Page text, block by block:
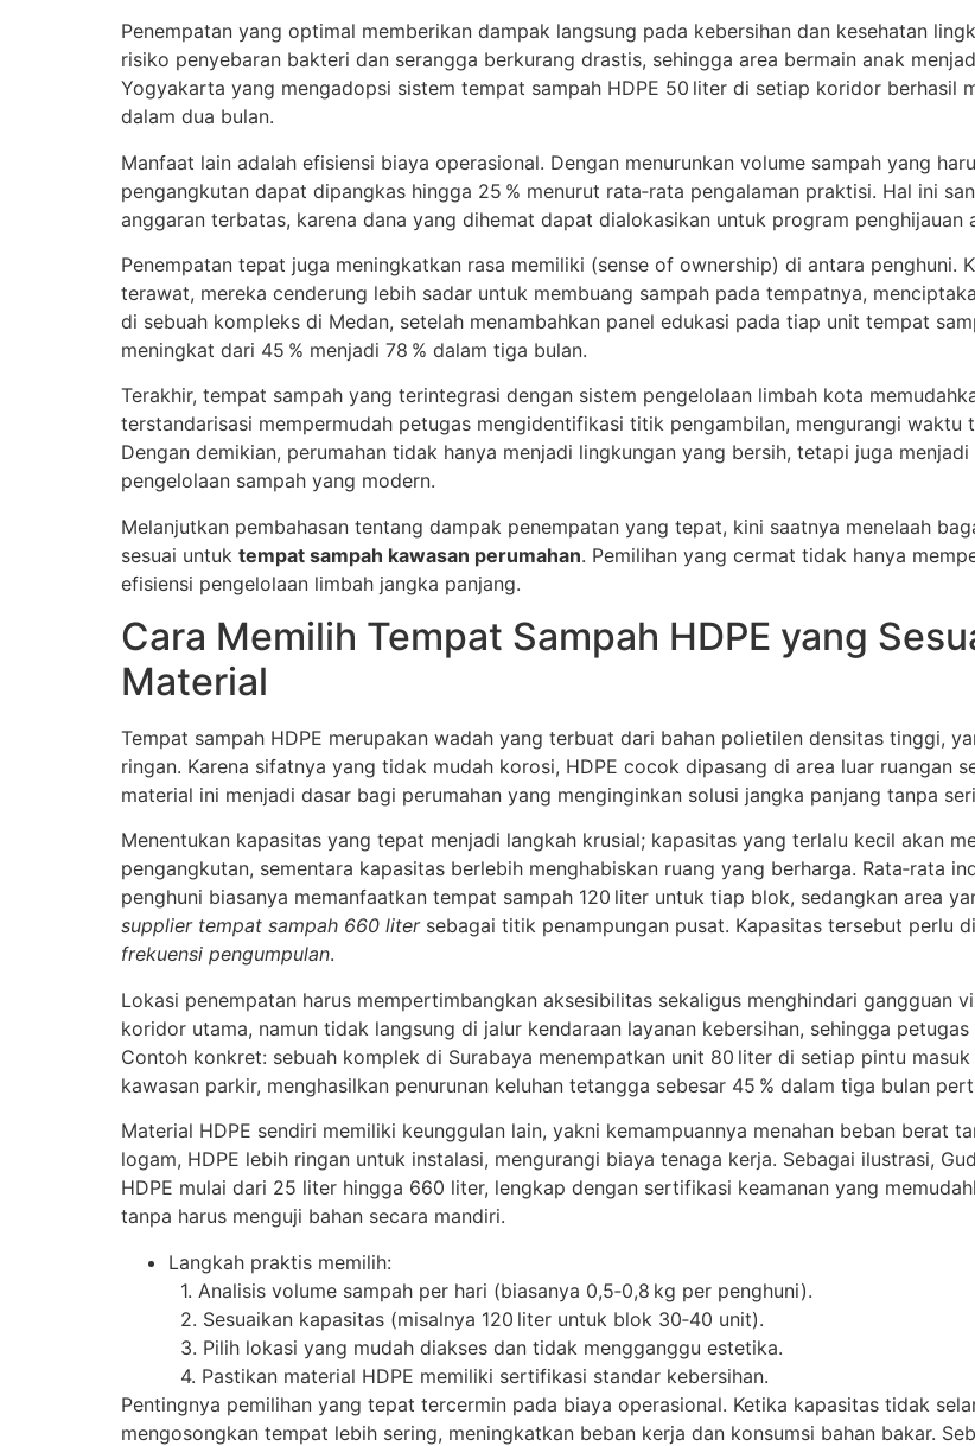
Penempatan yang optimal memberikan dampak langsung pada kebersihan dan kesehatan
risiko penyebaran bakteri dan serangga berkurang drastis, sehingga area bermain anak
Yogyakarta yang mengadopsi sistem tempat sampah HDPE 50 liter di setiap koridor berhasil
dalam dua bulan.
Manfaat lain adalah efisiensi biaya operasional. Dengan menurunkan volume sampah yang
pengangkutan dapat dipangkas hingga 25 % menurut rata‑rata pengalaman praktisi. Hal ini
anggaran terbatas, karena dana yang dihemat dapat dialokasikan untuk program penghijauan
Penempatan tepat juga meningkatkan rasa memiliki (sense of ownership) di antara penghuni.
terawat, mereka cenderung lebih sadar untuk membuang sampah pada tempatnya,
di sebuah kompleks di Medan, setelah menambahkan panel edukasi pada tiap unit tempat
meningkat dari 45 % menjadi 78 % dalam tiga bulan.
Terakhir, tempat sampah yang terintegrasi dengan sistem pengelolaan limbah kota
terstandarisasi mempermudah petugas mengidentifikasi titik pengambilan, mengurangi waktu
Dengan demikian, perumahan tidak hanya menjadi lingkungan yang bersih, tetapi juga
pengelolaan sampah yang modern.
Melanjutkan pembahasan tentang dampak penempatan yang tepat, kini saatnya menelaah
sesuai untuk tempat sampah kawasan perumahan. Pemilihan yang cermat tidak hanya
efisiensi pengelolaan limbah jangka panjang.
Cara Memilih Tempat Sampah HDPE yang
Material
Tempat sampah HDPE merupakan wadah yang terbuat dari bahan polietilen densitas tinggi,
ringan. Karena sifatnya yang tidak mudah korosi, HDPE cocok dipasang di area luar ruangan
material ini menjadi dasar bagi perumahan yang menginginkan solusi jangka panjang tanpa
Menentukan kapasitas yang tepat menjadi langkah krusial; kapasitas yang terlalu kecil akan
pengangkutan, sementara kapasitas berlebih menghabiskan ruang yang berharga. Rata‑rata
penghuni biasanya memanfaatkan tempat sampah 120 liter untuk tiap blok, sedangkan area
supplier tempat sampah 660 litersebagai titik penampungan pusat. Kapasitas tersebut perlu
frekuensi pengumpulan.
Lokasi penempatan harus mempertimbangkan aksesibilitas sekaligus menghindari gangguan
koridor utama, namun tidak langsung di jalur kendaraan layanan kebersihan, sehingga
Contoh konkret: sebuah komplek di Surabaya menempatkan unit 80 liter di setiap pintu
kawasan parkir, menghasilkan penurunan keluhan tetangga sebesar 45 % dalam tiga bulan
Material HDPE sendiri memiliki keunggulan lain, yakni kemampuannya menahan beban berat
logam, HDPE lebih ringan untuk instalasi, mengurangi biaya tenaga kerja. Sebagai ilustrasi,
HDPE mulai dari 25 liter hingga 660 liter, lengkap dengan sertifikasi keamanan yang
tanpa harus menguji bahan secara mandiri.
Langkah praktis memilih:
1. Analisis volume sampah per hari (biasanya 0,5‑0,8 kg per penghuni).
2. Sesuaikan kapasitas (misalnya 120 liter untuk blok 30‑40 unit).
3. Pilih lokasi yang mudah diakses dan tidak mengganggu estetika.
4. Pastikan material HDPE memiliki sertifikasi standar kebersihan.
Pentingnya pemilihan yang tepat tercermin pada biaya operasional. Ketika kapasitas tidak
mengosongkan tempat lebih sering, meningkatkan beban kerja dan konsumsi bahan bakar.